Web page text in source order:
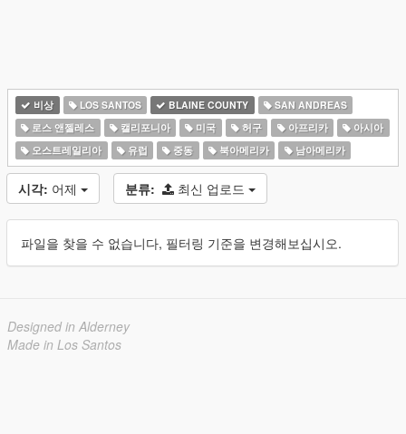
비상 LOS SANTOS BLAINE COUNTY
SAN ANDREAS
로스 앤젤레스
캘리포니아 미국 허구 아프리카
아시아
오스트레일리아
유럽 중동 북아메리카 남아메리카
시각: 어제 분류: 최신 업로드
파일을 찾을 수 없습니다, 필터링 기준을 변경해보십시오.
Designed in Alderney
Made in Los Santos